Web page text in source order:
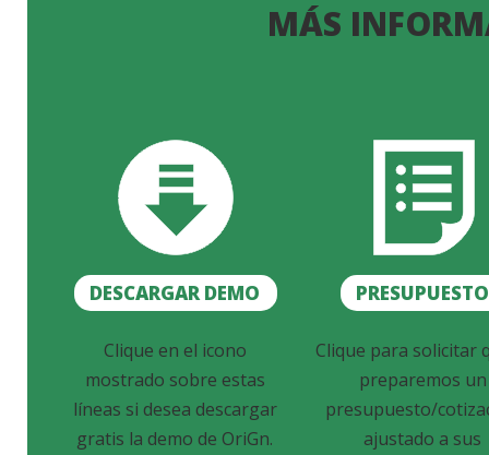
MÁS
DESCARGAR DEMO PRESUPUESTO
Clique en el icono
mostrado sobre estas
líneas si desea descargar
gratis la demo de OriGn.
Clique para solicitar
preparemos un
presupuesto/
ajustado a sus